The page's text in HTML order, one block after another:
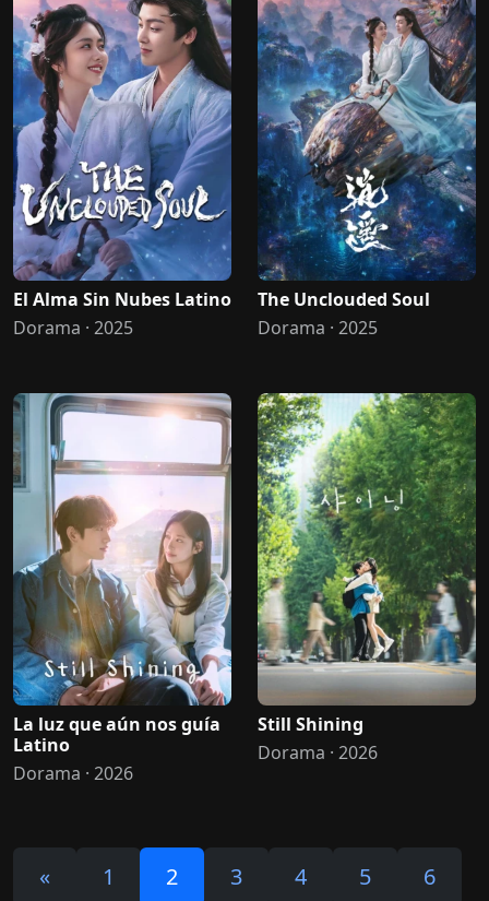
El Alma Sin Nubes Latino
Dorama · 2025
The Unclouded Soul
Dorama · 2025
La luz que aún nos guía
Latino
Dorama · 2026
Still Shining
Dorama · 2026
« 1 2 3 4 5
6